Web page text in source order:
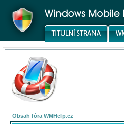
Obsah fóra WMHelp.cz